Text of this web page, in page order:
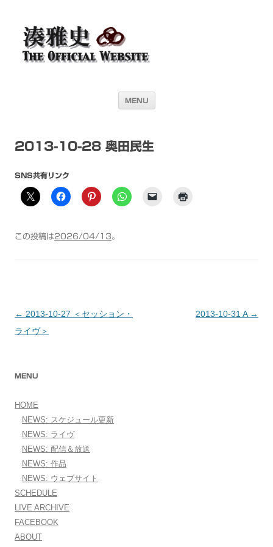
湊雅史オフィシャル・ウェブサイト＜
Masafumi Minato THE
OFFICIAL WEBSITE＞
ウェブサイトです
MENU
2013-10-28 奥田民生
SNS共有リンク
この投稿は2026/04/13。
投稿ナビゲーション
← 2013-10-27 ＜セッション・
ライヴ＞
2013-10-31 A →
MENU
HOME
NEWS: スケジュール更新
NEWS: ライヴ
NEWS: 配信＆放送
NEWS: 作品
NEWS: ウェブサイト
SCHEDULE
LIVE ARCHIVE
FACEBOOK
ABOUT